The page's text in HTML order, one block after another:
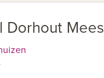
Dorhout Mees